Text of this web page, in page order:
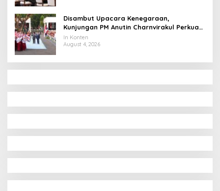
Disambut Upacara Kenegaraan,
Kunjungan PM Anutin Charnvirakul Perkuat
Hubungan Indonesia-Thailand
In Konten
August 4, 2026